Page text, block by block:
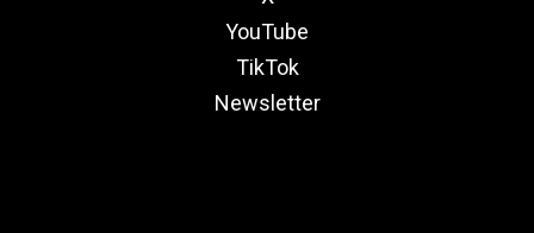
YouTube
TikTok
Newsletter